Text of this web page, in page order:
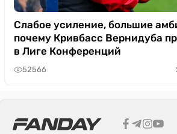
Слабое усиление, большие
почему Кривбасс Вернидуба
в Лиге Конференций
52566